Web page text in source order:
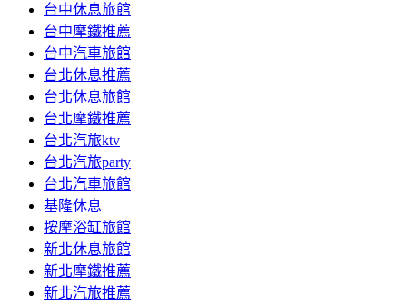
台中休息旅館
台中摩鐵推薦
台中汽車旅館
台北休息推薦
台北休息旅館
台北摩鐵推薦
台北汽旅ktv
台北汽旅party
台北汽車旅館
基隆休息
按摩浴缸旅館
新北休息旅館
新北摩鐵推薦
新北汽旅推薦